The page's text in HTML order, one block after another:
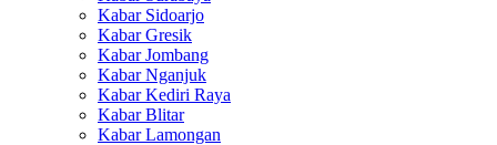
Kabar Sidoarjo
Kabar Gresik
Kabar Jombang
Kabar Nganjuk
Kabar Kediri Raya
Kabar Blitar
Kabar Lamongan